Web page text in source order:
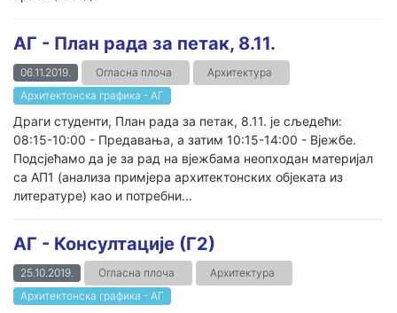
АГ - План рада за петак, 8.11.
06.11.2019. Огласна плоча
Архитектура
Архитектонска графика - АГ
Драги студенти, План рада за петак, 8.11. је сљедећи:
08:15-10:00 - Предавања, а затим 10:15-14:00 - Вјежбе.
Подсјећамо да је за рад на вјежбама неопходан материјал
са АП1 (анализа примјера архитектонских објеката из
литературе) као и потребни...
AГ - Консултације (Г2)
25.10.2019. Огласна плоча
Архитектура
Архитектонска графика - АГ